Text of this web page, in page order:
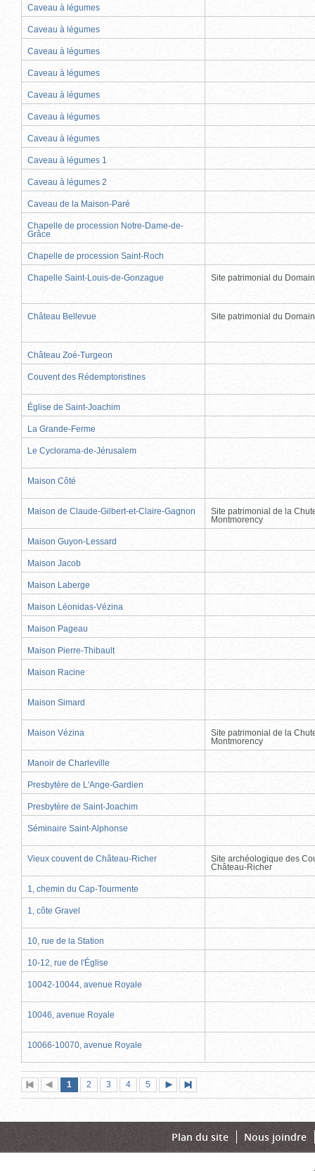
Caveau à légumes
Caveau à légumes
Caveau à légumes
Caveau à légumes
Caveau à légumes
Caveau à légumes
Caveau à légumes
Caveau à légumes 1
Caveau à légumes 2
Caveau de la Maison-Paré
Chapelle de procession Notre-Dame-de-
Grâce
Chapelle de procession Saint-Roch
Chapelle Saint-Louis-de-Gonzague Site patrimonial du
Château Bellevue Site patrimonial du
Château Zoé-Turgeon
Couvent des Rédemptoristines
Église de Saint-Joachim
La Grande-Ferme
Le Cyclorama-de-Jérusalem
Maison Côté
Maison de Claude-Gilbert-et-Claire-Gagnon
Site patrimonial de la
Montmorency
Maison Guyon-Lessard
Maison Jacob
Maison Laberge
Maison Léonidas-Vézina
Maison Pageau
Maison Pierre-Thibault
Maison Racine
Maison Simard
Maison Vézina
Site patrimonial de la
Montmorency
Manoir de Charleville
Presbytère de L'Ange-Gardien
Presbytère de Saint-Joachim
Séminaire Saint-Alphonse
Vieux couvent de Château-Richer
Site archéologique des
Château-Richer
1, chemin du Cap-Tourmente
1, côte Gravel
10, rue de la Station
10-12, rue de l'Église
10042-10044, avenue Royale
10046, avenue Royale
10066-10070, avenue Royale
Première
page
Page
précédente
Page
1 (page
actuelle)
Page
2 Page
3 Page
4 Page
5
suivante
page
Plan du site Nous joindre